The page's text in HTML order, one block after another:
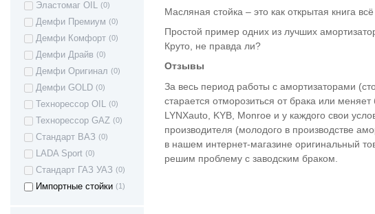
Эластомаг OIL (0)
Демфи Премиум (0)
Демфи Комфорт (0)
Демфи Драйв (0)
Демфи Оригинал (0)
Демфи GOLD (0)
Технорессор OIL (0)
Технорессор GAZ (0)
Стандарт ВАЗ (0)
LADA Sport (0)
Стандарт ГАЗ УАЗ (0)
Импортные стойки (1)
Масляная стойка – это как открытая книга
Простой пример одних из лучших
Круто, не правда ли?
Отзывы
За весь период работы с амортизаторами
старается отморозиться от брака или
LYNXauto, KYB, Monroe и у каждого свои
производителя (молодого в производстве
в нашем интернет-магазине оригинальный
решим проблему с заводским браком.